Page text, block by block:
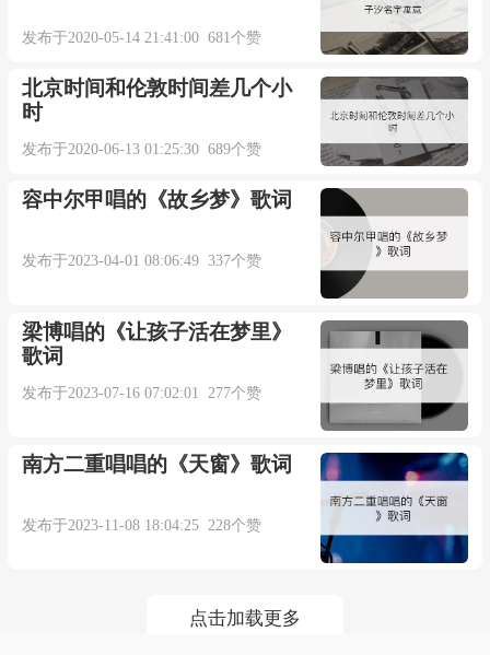
发布于2020-05-14 21:41:00 681个赞
北京时间和伦敦时间差几个小
时
发布于2020-06-13 01:25:30 689个赞
容中尔甲唱的《故乡梦》歌词
发布于2023-04-01 08:06:49 337个赞
梁博唱的《让孩子活在梦里》
歌词
发布于2023-07-16 07:02:01 277个赞
南方二重唱唱的《天窗》歌词
发布于2023-11-08 18:04:25 228个赞
点击加载更多